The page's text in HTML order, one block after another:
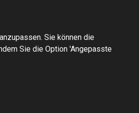
Sie können die
Sie die Option 'Angepasste